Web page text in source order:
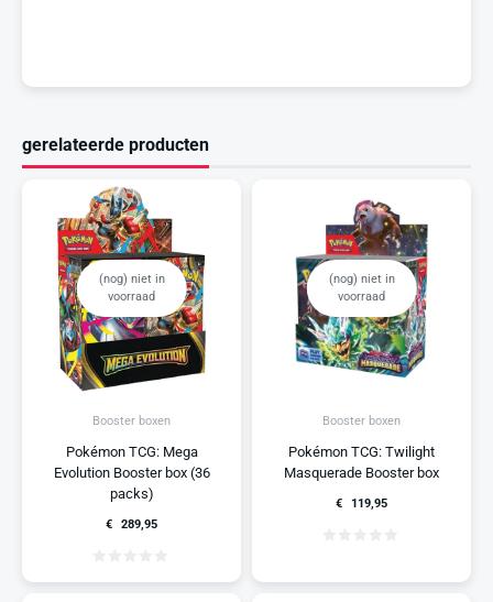
gerelateerde producten
(nog) niet in
voorraad
Booster boxen
Pokémon TCG: Mega
Evolution Booster box (36
packs)
€ 289,95
(nog) niet in
voorraad
Booster boxen
Pokémon TCG: Twilight
Masquerade Booster box
€ 119,95